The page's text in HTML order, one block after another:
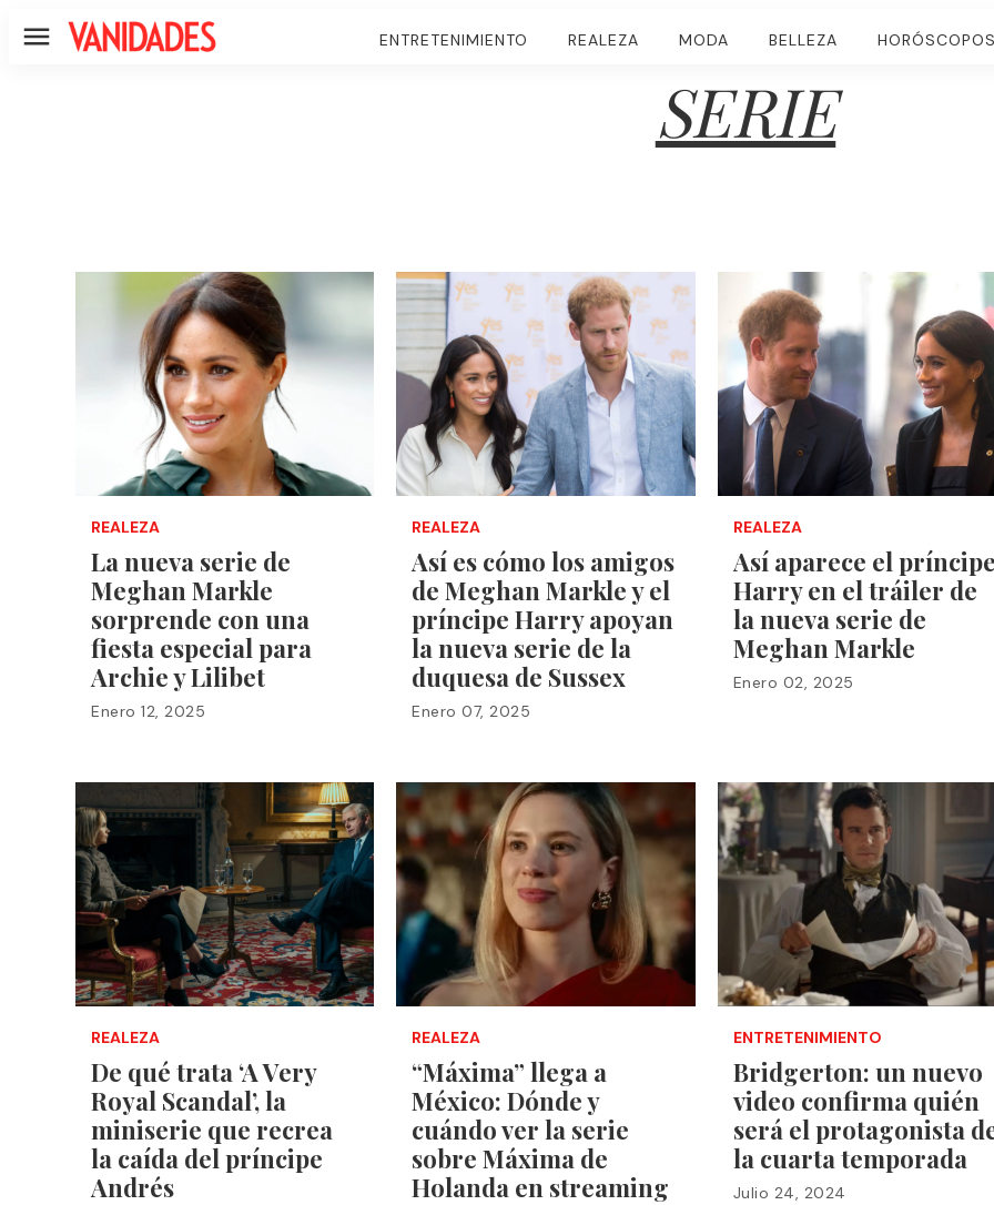
Menú ENTRETENIMIENTO REALEZA MODA BELLEZA
SERIE
REALEZA
La nueva serie de
Meghan Markle
sorprende con una
fiesta especial para
Archie y Lilibet
Enero 12, 2025
REALEZA
Así es cómo los amigos
de Meghan Markle y el
príncipe Harry apoyan
la nueva serie de la
duquesa de Sussex
Enero 07, 2025
REALEZA
Así aparece el
Harry en el tráiler de
la nueva serie de
Meghan Markle
Enero 02, 2025
REALEZA
De qué trata ‘A Very
Royal Scandal’, la
miniserie que recrea
la caída del príncipe
Andrés
REALEZA
“Máxima” llega a
México: Dónde y
cuándo ver la serie
sobre Máxima de
Holanda en streaming
ENTRETENIMIENTO
Bridgerton: un nuevo
video confirma quién
será el protagonista
la cuarta temporada
Julio 24, 2024